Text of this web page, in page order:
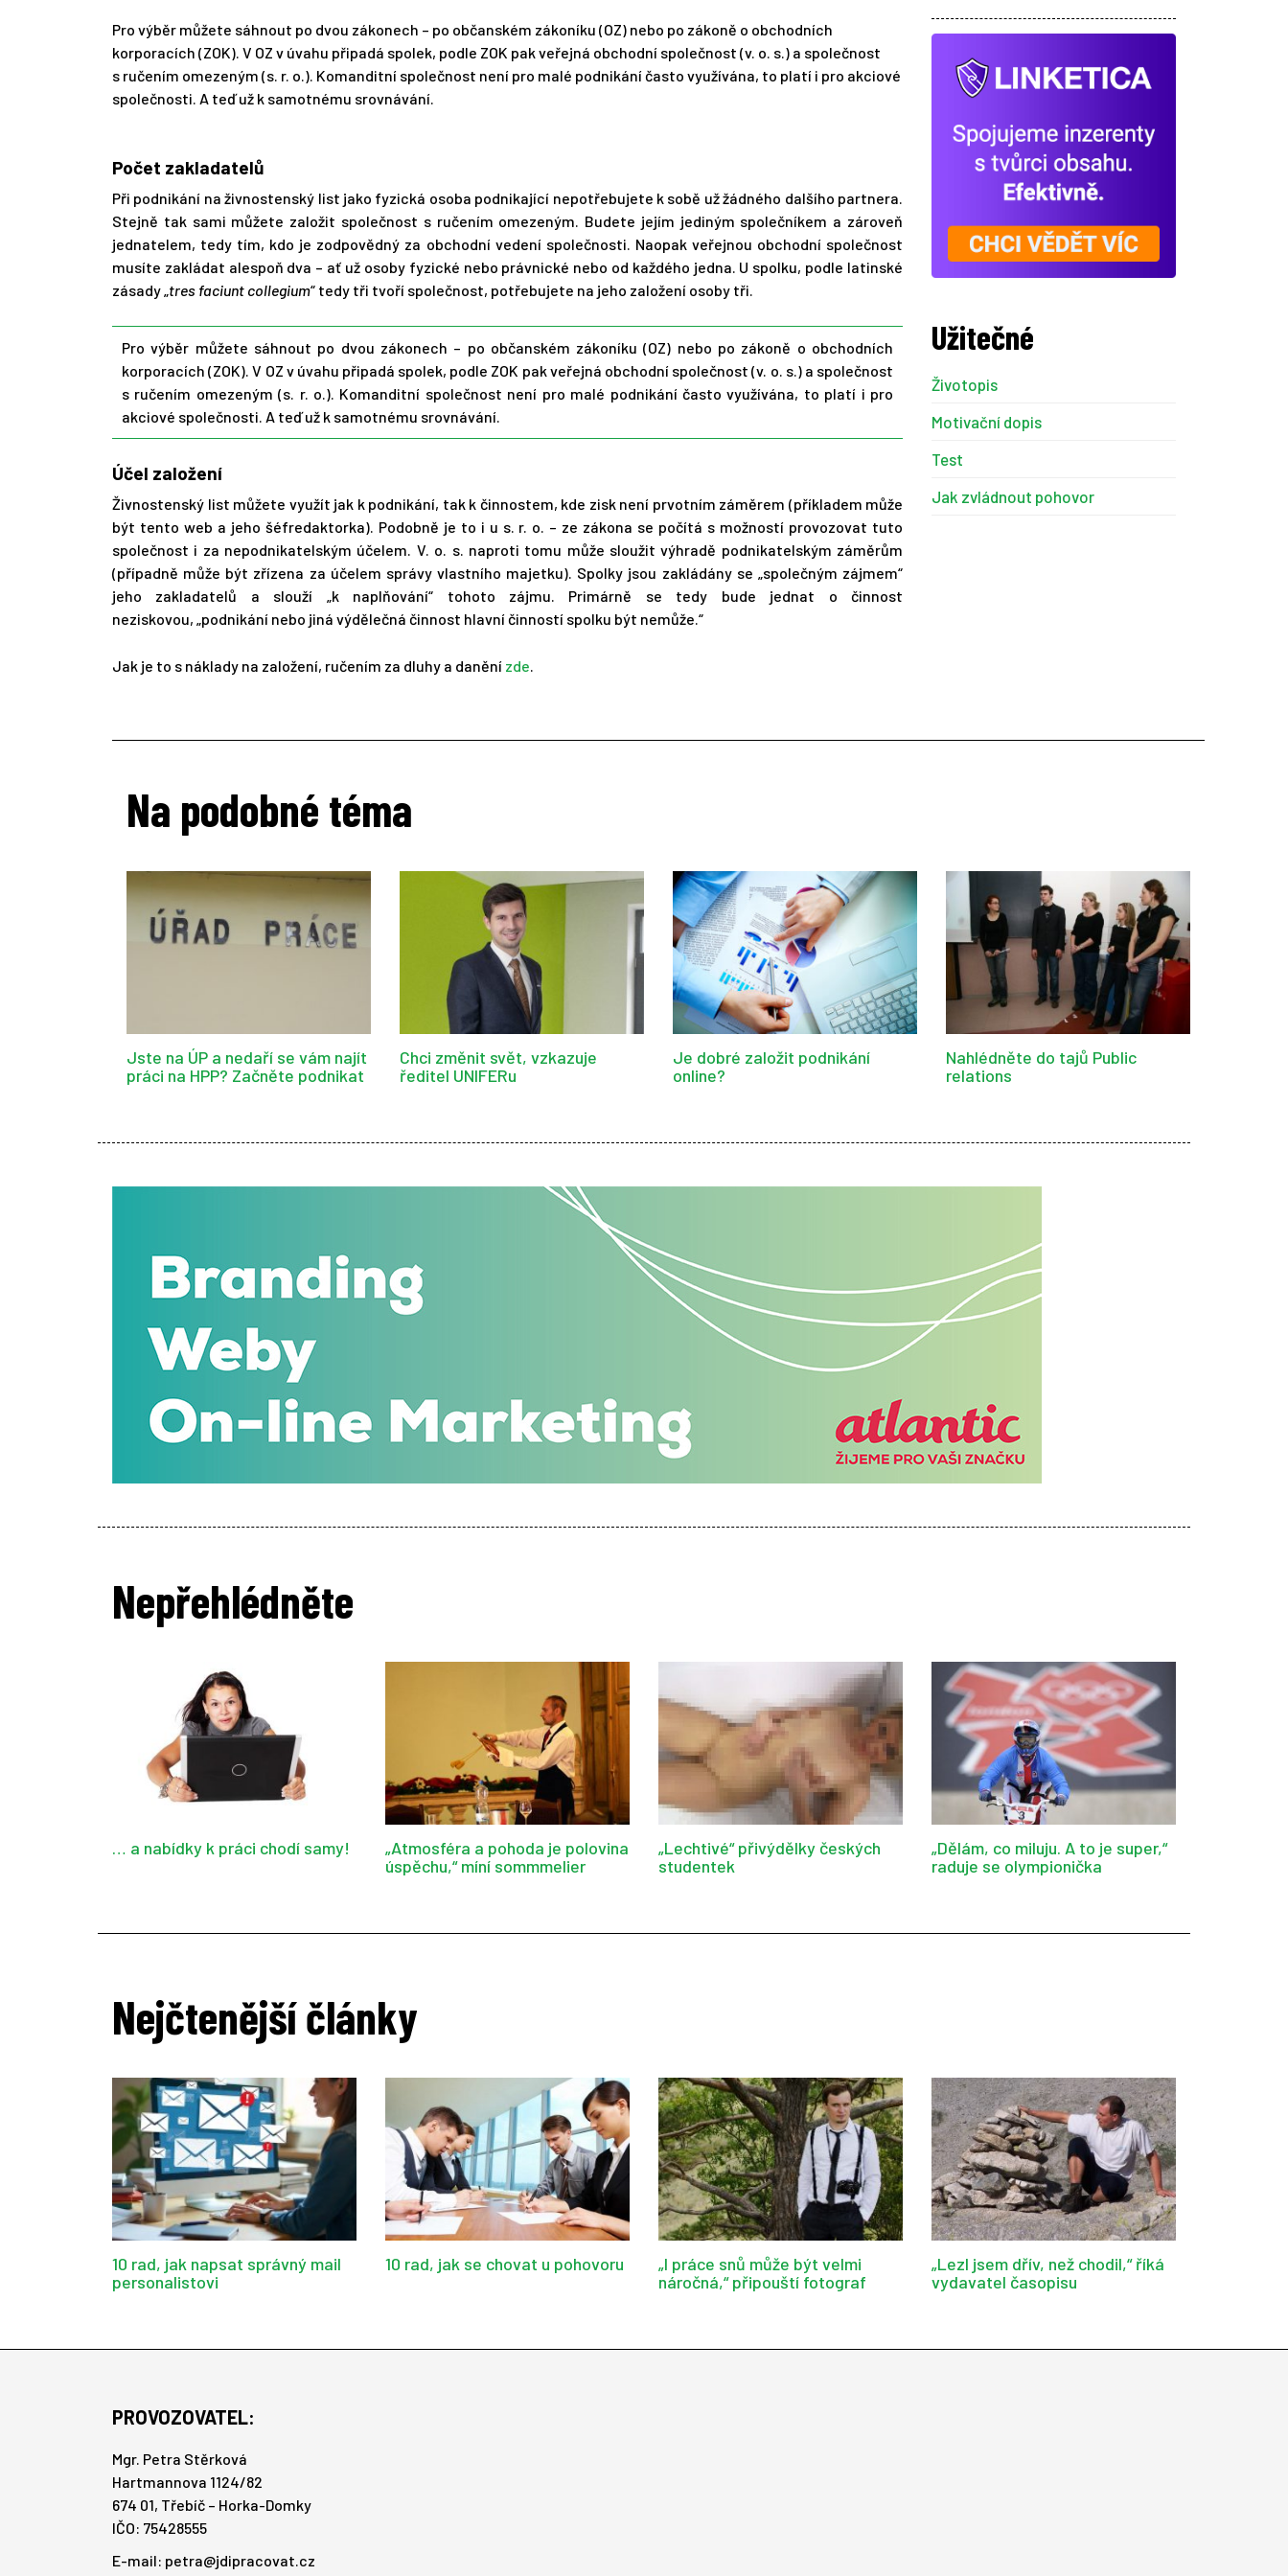
Pro výběr můžete sáhnout po dvou zákonech – po občanském zákoníku (OZ) nebo po zákoně o obchodních
korporacích (ZOK). V OZ v úvahu připadá spolek, podle ZOK pak veřejná obchodní společnost (v. o. s.) a společnost
s ručením omezeným (s. r. o.). Komanditní společnost není pro malé podnikání často využívána, to platí i pro akciové
společnosti. A teď už k samotnému srovnávání.
Počet zakladatelů
Při podnikání na živnostenský list jako fyzická osoba podnikající nepotřebujete k sobě už žádného dalšího partnera.
Stejně tak sami můžete založit společnost s ručením omezeným. Budete jejím jediným společníkem a zároveň
jednatelem, tedy tím, kdo je zodpovědný za obchodní vedení společnosti. Naopak veřejnou obchodní společnost
musíte zakládat alespoň dva – ať už osoby fyzické nebo právnické nebo od každého jedna. U spolku, podle latinské
zásady „tres faciunt collegium“ tedy tři tvoří společnost, potřebujete na jeho založení osoby tři.
Pro výběr můžete sáhnout po dvou zákonech – po občanském zákoníku (OZ) nebo po zákoně o obchodních
korporacích (ZOK). V OZ v úvahu připadá spolek, podle ZOK pak veřejná obchodní společnost (v. o. s.) a společnost
s ručením omezeným (s. r. o.). Komanditní společnost není pro malé podnikání často využívána, to platí i pro
akciové společnosti. A teď už k samotnému srovnávání.
Účel založení
Živnostenský list můžete využít jak k podnikání, tak k činnostem, kde zisk není prvotním záměrem (příkladem může
být tento web a jeho šéfredaktorka). Podobně je to i u s. r. o. – ze zákona se počítá s možností provozovat tuto
společnost i za nepodnikatelským účelem. V. o. s. naproti tomu může sloužit výhradě podnikatelským záměrům
(případně může být zřízena za účelem správy vlastního majetku). Spolky jsou zakládány se „společným zájmem“
jeho zakladatelů a slouží „k naplňování“ tohoto zájmu. Primárně se tedy bude jednat o činnost
neziskovou, „podnikání nebo jiná výdělečná činnost hlavní činností spolku být nemůže.“
Jak je to s náklady na založení, ručením za dluhy a danění zde.
Užitečné
Životopis
Motivační dopis
Test
Jak zvládnout pohovor
Na podobné téma
Jste na ÚP a nedaří se vám najít
práci na HPP? Začněte podnikat
Chci změnit svět, vzkazuje
ředitel UNIFERu
Je dobré založit podnikání
online?
Nahlédněte do tajů Public
relations
Nepřehlédněte
… a nabídky k práci chodí samy!
„Atmosféra a pohoda je polovina
úspěchu,“ míní sommmelier
„Lechtivé“ přivýdělky českých
studentek
„Dělám, co miluju. A to je super,“
raduje se olympionička
Nejčtenější články
10 rad, jak napsat správný mail
personalistovi
10 rad, jak se chovat u pohovoru
„I práce snů může být velmi
náročná,“ připouští fotograf
„Lezl jsem dřív, než chodil,“ říká
vydavatel časopisu
PROVOZOVATEL:
Mgr. Petra Stěrková
Hartmannova 1124/82
674 01, Třebíč – Horka-Domky
IČO: 75428555
E-mail: petra@jdipracovat.cz